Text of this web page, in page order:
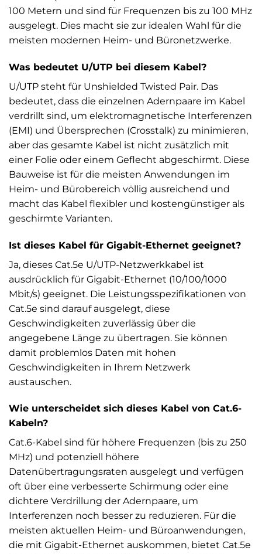
100 Metern und sind für Frequenzen bis zu 100 MHz
ausgelegt. Dies macht sie zur idealen Wahl für die
meisten modernen Heim- und Büronetzwerke.
Was bedeutet U/UTP bei diesem Kabel?
U/UTP steht für Unshielded Twisted Pair. Das
bedeutet, dass die einzelnen Adernpaare im Kabel
verdrillt sind, um elektromagnetische Interferenzen
(EMI) und Übersprechen (Crosstalk) zu minimieren,
aber das gesamte Kabel ist nicht zusätzlich mit
einer Folie oder einem Geflecht abgeschirmt. Diese
Bauweise ist für die meisten Anwendungen im
Heim- und Bürobereich völlig ausreichend und
macht das Kabel flexibler und kostengünstiger als
geschirmte Varianten.
Ist dieses Kabel für Gigabit-Ethernet geeignet?
Ja, dieses Cat.5e U/UTP-Netzwerkkabel ist
ausdrücklich für Gigabit-Ethernet (10/100/1000
Mbit/s) geeignet. Die Leistungsspezifikationen von
Cat.5e sind darauf ausgelegt, diese
Geschwindigkeiten zuverlässig über die
angegebene Länge zu übertragen. Sie können
damit problemlos Daten mit hohen
Geschwindigkeiten in Ihrem Netzwerk
austauschen.
Wie unterscheidet sich dieses Kabel von Cat.6-
Kabeln?
Cat.6-Kabel sind für höhere Frequenzen (bis zu 250
MHz) und potenziell höhere
Datenübertragungsraten ausgelegt und verfügen
oft über eine verbesserte Schirmung oder eine
dichtere Verdrillung der Adernpaare, um
Interferenzen noch besser zu reduzieren. Für die
meisten aktuellen Heim- und Büroanwendungen,
die mit Gigabit-Ethernet auskommen, bietet Cat.5e